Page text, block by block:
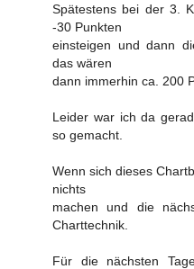
Spätestens bei der 3.
-30 Punkten
einsteigen und dann
das wären
dann immerhin ca. 200
Leider war ich da
so gemacht.
Wenn sich dieses
nichts
machen und die
Charttechnik.
Für die nächsten